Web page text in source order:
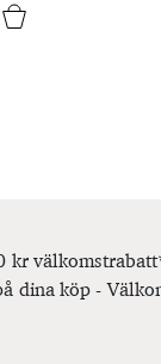
kr
dina köp -